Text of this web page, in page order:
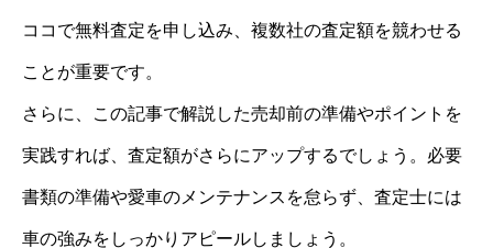
ココで無料査定を申し込み、複数社の査定額を競わせる
ことが重要です。
さらに、この記事で解説した売却前の準備やポイントを
実践すれば、査定額がさらにアップするでしょう。必要
書類の準備や愛車のメンテナンスを怠らず、査定士には
車の強みをしっかりアピールしましょう。